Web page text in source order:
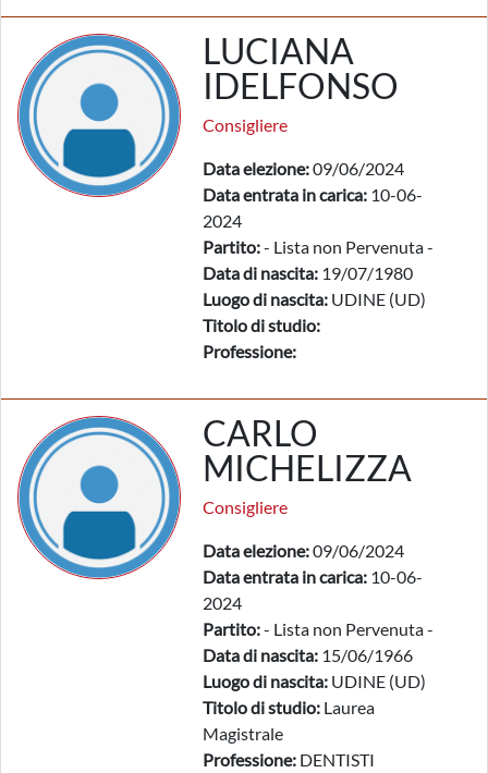
LUCIANA
IDELFONSO
Consigliere
Data elezione:09/06/2024
Data entrata in carica: 10-06-
2024
Partito:- Lista non Pervenuta -
Data di nascita: 19/07/1980
Luogo di nascita: UDINE (UD)
Titolo di studio:
Professione:
CARLO
MICHELIZZA
Consigliere
Data elezione:09/06/2024
Data entrata in carica: 10-06-
2024
Partito:- Lista non Pervenuta -
Data di nascita: 15/06/1966
Luogo di nascita: UDINE (UD)
Titolo di studio: Laurea
Magistrale
Professione: DENTISTI